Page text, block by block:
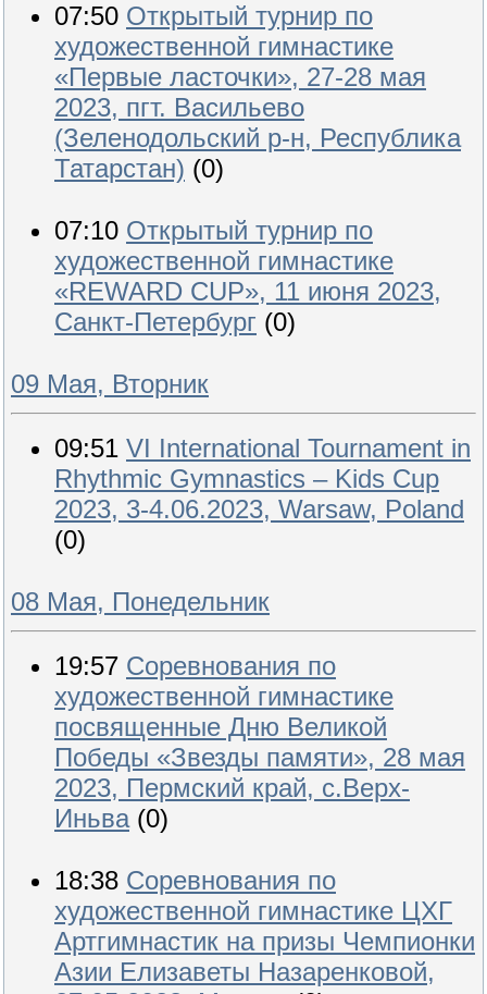
07:50 Открытый турнир по
художественной гимнастике
«Первые ласточки», 27-28 мая
2023, пгт. Васильево
(Зеленодольский р-н, Республика
Татарстан) (0)
07:10 Открытый турнир по
художественной гимнастике
«REWARD CUP», 11 июня 2023,
Санкт-Петербург (0)
09 Мая, Вторник
09:51 VI International Tournament in
Rhythmic Gymnastics – Kids Cup
2023, 3-4.06.2023, Warsaw, Poland
(0)
08 Мая, Понедельник
19:57 Соревнования по
художественной гимнастике
посвященные Дню Великой
Победы «Звезды памяти», 28 мая
2023, Пермский край, с.Верх-
Иньва (0)
18:38 Соревнования по
художественной гимнастике ЦХГ
Артгимнастик на призы Чемпионки
Азии Елизаветы Назаренковой,